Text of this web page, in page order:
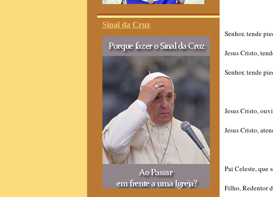
Sinal da Cruz
Senhor, tende
Jesus Cristo,
Senhor, tende
Jesus Cristo,
Jesus Cristo,
Pai Celeste, que
Filho, Redentor